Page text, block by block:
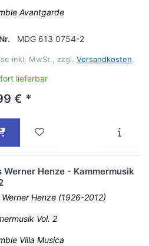
Avantgarde
MDG 613 0754-2
inkl. MwSt., zzgl. Versandkosten
lieferbar
€ *
Werner Henze - Kammermusik
Werner Henze (1926-2012)
Vol. 2
Villa Musica